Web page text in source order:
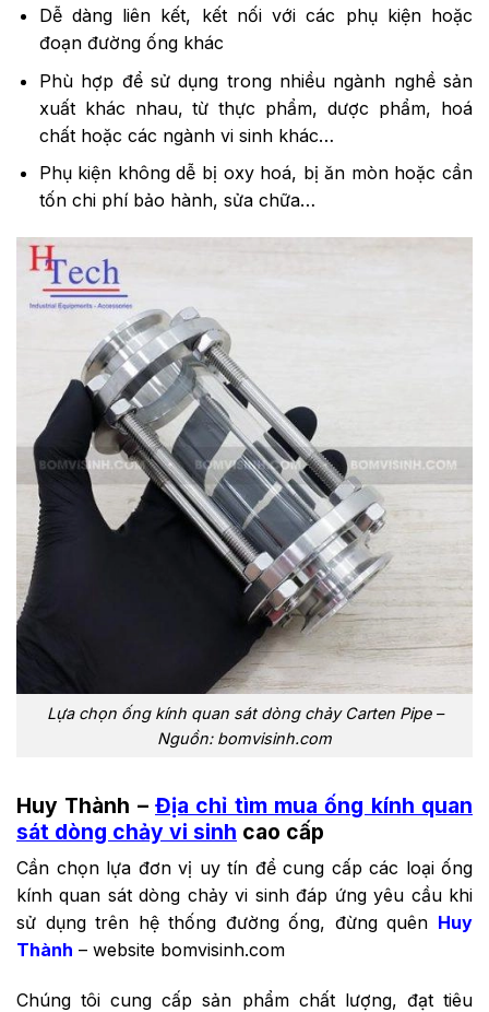
Dễ dàng liên kết, kết nối với các phụ kiện hoặc
đoạn đường ống khác
Phù hợp để sử dụng trong nhiều ngành nghề sản
xuất khác nhau, từ thực phẩm, dược phẩm, hoá
chất hoặc các ngành vi sinh khác…
Phụ kiện không dễ bị oxy hoá, bị ăn mòn hoặc cần
tốn chi phí bảo hành, sửa chữa…
Lựa chọn ống kính quan sát dòng chảy Carten Pipe –
Nguồn: bomvisinh.com
Huy Thành – Địa chỉ tìm mua ống kính quan
sát dòng chảy vi sinh cao cấp
Cần chọn lựa đơn vị uy tín để cung cấp các loại ống
kính quan sát dòng chảy vi sinh đáp ứng yêu cầu khi
sử dụng trên hệ thống đường ống, đừng quên Huy
Thành – website bomvisinh.com
Chúng tôi cung cấp sản phẩm chất lượng, đạt tiêu